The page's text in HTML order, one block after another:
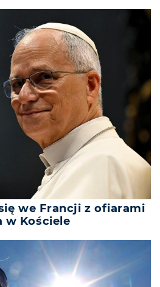
we Francji z ofiarami
w Kościele